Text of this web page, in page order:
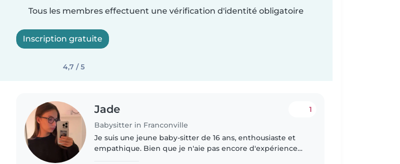
Tous les membres effectuent une vérification d'identité obligatoire
Inscription gratuite
4,7 / 5
Jade
Babysitter in Franconville
1
Je suis une jeune baby-sitter de 16 ans, enthousiaste et
empathique. Bien que je n'aie pas encore d'expérience